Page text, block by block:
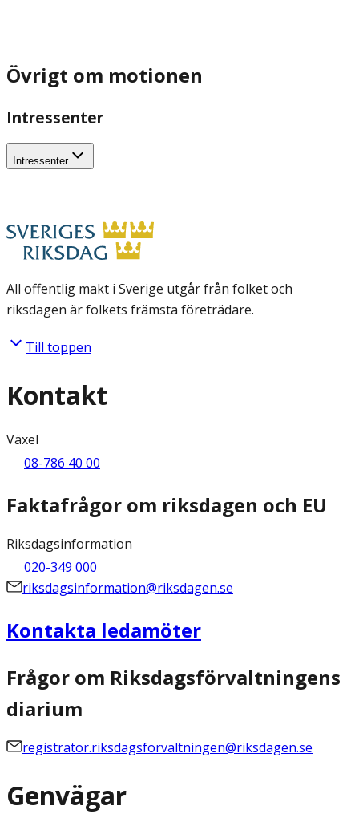
Övrigt om motionen
Intressenter
Intressenter
All offentlig makt i Sverige utgår från folket och
riksdagen är folkets främsta företrädare.
Till toppen
Kontakt
Växel
08-786 40 00
Faktafrågor om riksdagen och EU
Riksdagsinformation
020-349 000
riksdagsinformation@riksdagen.se
Kontakta ledamöter
Frågor om Riksdagsförvaltningens
diarium
registrator.riksdagsforvaltningen@riksdagen.se
Genvägar